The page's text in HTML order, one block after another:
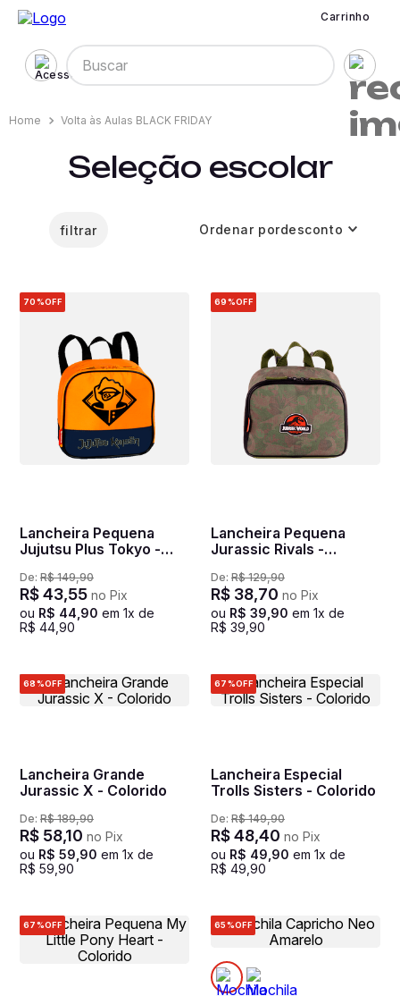
Carrinho
Buscar
Volta às Aulas BLACK FRIDAY
Seleção escolar
filtrar Ordenar pordesconto
70%OFF
Lancheira Pequena
Jujutsu Plus Tokyo -
De: R$ 149,90
R$43,55 no Pix
ou R$ 44 90 em 1x de
R$ 44 90
69%OFF
Lancheira Pequena
Jurassic Rivals -
De: R$ 129,90
R$ 38,70 no Pix
ou R$ 39 90 em 1x de
R$ 39 90
68%OFF
Lancheira Grande
Jurassic X - Colorido
De: R$ 189,90
R$ 58,10 no Pix
ou R$ 59 90 em 1x de
R$ 59 90
67%OFF
Lancheira Especial
Trolls Sisters - Colorido
De: R$ 149,90
R$48,40 no Pix
ou R$ 49 90 em 1x de
R$ 49 90
67%OFF 65%OFF